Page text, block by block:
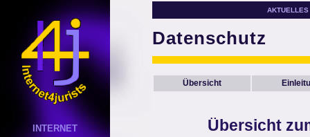
INTERNET
AKTUELLES
Datenschutz
Übersicht
Übersicht